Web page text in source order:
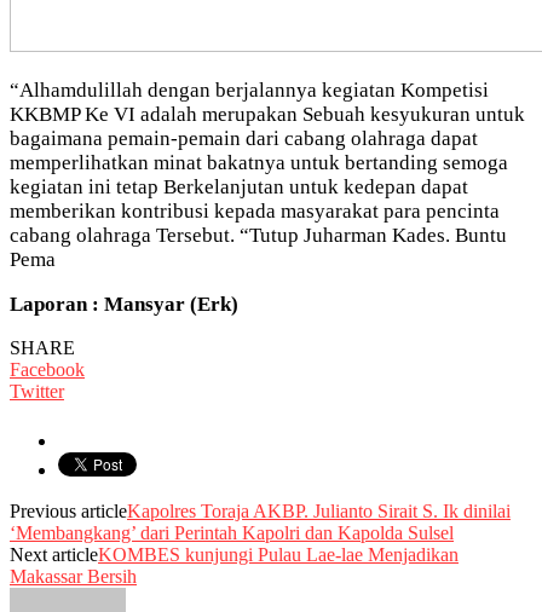
“Alhamdulillah dengan berjalannya kegiatan Kompetisi
KKBMP Ke VI adalah merupakan Sebuah kesyukuran untuk
bagaimana pemain-pemain dari cabang olahraga dapat
memperlihatkan minat bakatnya untuk bertanding semoga
kegiatan ini tetap Berkelanjutan untuk kedepan dapat
memberikan kontribusi kepada masyarakat para pencinta
cabang olahraga Tersebut. “Tutup Juharman Kades. Buntu
Pema
Laporan : Mansyar (Erk)
SHARE
Facebook
Twitter
Previous articleKapolres Toraja AKBP. Julianto Sirait S. Ik dinilai
‘Membangkang’ dari Perintah Kapolri dan Kapolda Sulsel
Next articleKOMBES kunjungi Pulau Lae-lae Menjadikan
Makassar Bersih